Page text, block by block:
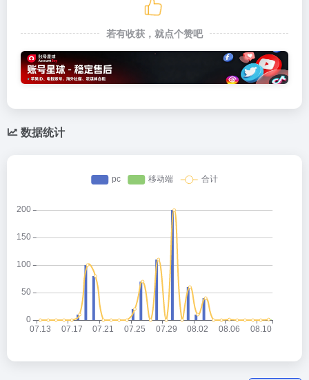
若有收获，就点个赞吧
数据统计